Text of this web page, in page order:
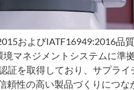
およびIATF16949:2016品
境マネジメントシステムに準
証を取得しており、サプライ
頼性の高い製品づくりにつな